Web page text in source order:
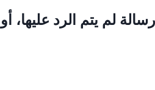
لم يتم الرد عليها،